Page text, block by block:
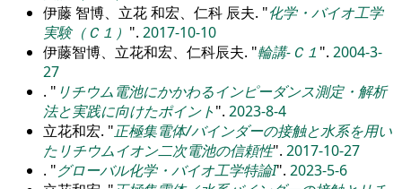
伊藤 智博、立花 和宏、仁科 辰夫.
化学・バイオ工学
実験（Ｃ１）
. 2017-10-10
伊藤智博、立花和宏、仁科辰夫. 輪講-Ｃ１ . 2004-3-
27
.
リチウム電池にかかわるインピーダンス測定・解析
法と実践に向けたポイント . 2023-8-4
立花和宏.
正極集電体/バインダーの接触と水系を用い
たリチウムイオン二次電池の信頼性 . 2017-10-27
.
グローバル化学・バイオ工学特論I . 2023-5-6